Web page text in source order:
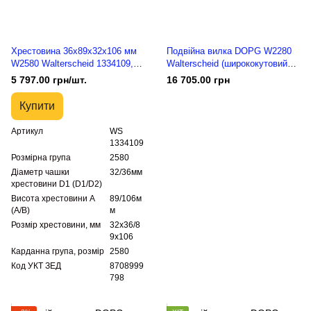
Хрестовина 36x89x32x106 мм
W2580 Walterscheid 1334109,
36.06.00
5 797.00 грн/шт.
Купити
Артикул
WS
1334109
Розмірна група
2580
Діаметр чашки
хрестовини D1 (D1/D2)
32/36мм
Висота хрестовини A
(A/B)
89/106м
м
Розмір хрестовини, мм
32х36/8
9х106
Карданна група, розмір 2580
Код УКТ ЗЕД
8708999
798
Подвійна вилка DOPG W2280
Walterscheid (ширококутовий
шарнір) 80° 1384515, 20.91.05,
209105, 384515E
16 705.00 грн